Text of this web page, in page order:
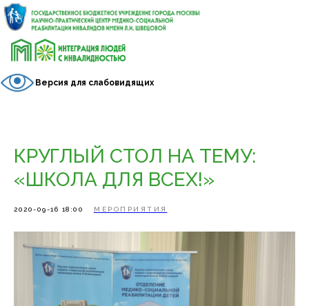
Версия для слабовидящих
КРУГЛЫЙ СТОЛ НА ТЕМУ:
«ШКОЛА ДЛЯ ВСЕХ!»
2020-09-16 18:00 МЕРОПРИЯТИЯ